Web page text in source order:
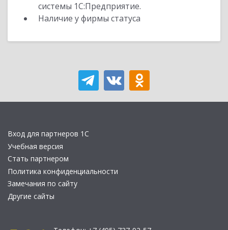
системы 1С:Предприятие.
Наличие у фирмы статуса
Вход для партнеров 1С
Учебная версия
Стать партнером
Политика конфиденциальности
Замечания по сайту
Другие сайты